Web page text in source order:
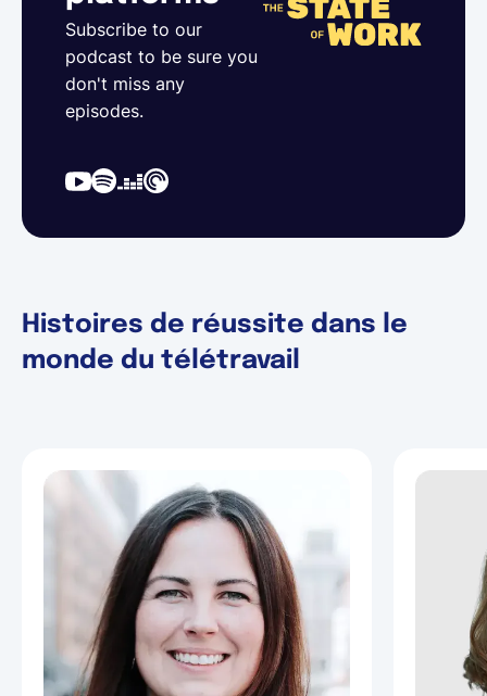
Subscribe to our
podcast to be sure you
don't miss any
episodes.
Histoires de réussite dans le
monde du télétravail